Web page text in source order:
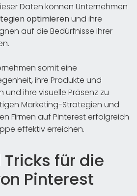
Daten können Unternehmen
optimierenund ihre
auf die Bedürfnisse ihrer
somit eine
ihre Produkte und
und ihre visuelle Präsenz zu
Marketing-Strategien und
Firmen auf Pinterest erfolgreich
effektiv erreichen.
für die
Pinterest